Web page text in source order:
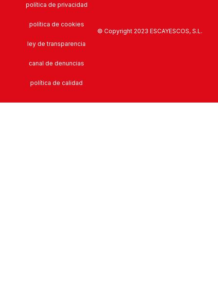
© Copyright 2023 ESCAYESCOS, S.L.
política de privacidad
política de cookies
ley de transparencia
canal de denuncias
política de calidad